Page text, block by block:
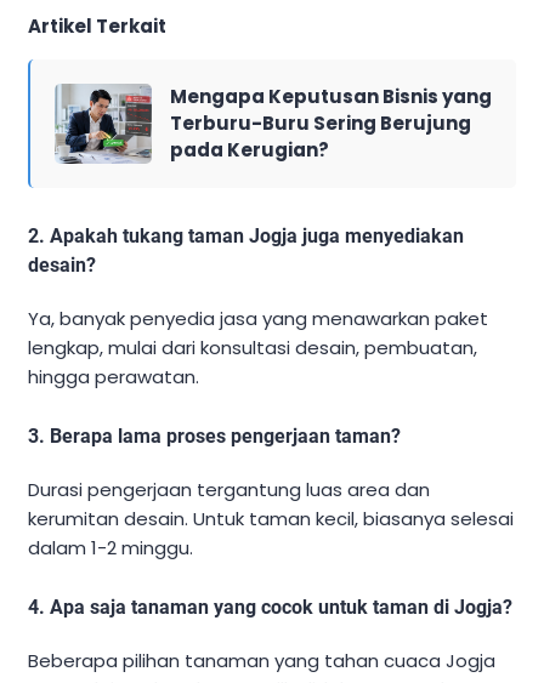
Artikel Terkait
Mengapa Keputusan Bisnis yang
Terburu-Buru Sering Berujung
pada Kerugian?
2. Apakah tukang taman Jogja juga menyediakan
desain?
Ya, banyak penyedia jasa yang menawarkan paket
lengkap, mulai dari konsultasi desain, pembuatan,
hingga perawatan.
3. Berapa lama proses pengerjaan taman?
Durasi pengerjaan tergantung luas area dan
kerumitan desain. Untuk taman kecil, biasanya selesai
dalam 1-2 minggu.
4. Apa saja tanaman yang cocok untuk taman di Jogja?
Beberapa pilihan tanaman yang tahan cuaca Jogja